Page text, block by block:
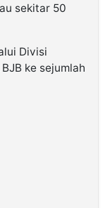
sekitar 50
Divisi
ke sejumlah